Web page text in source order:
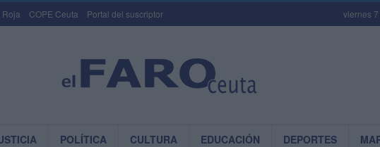
Roja COPE Ceuta Portal del suscriptor viernes
POLÍTICA CULTURA EDUCACIÓN DEPORTES